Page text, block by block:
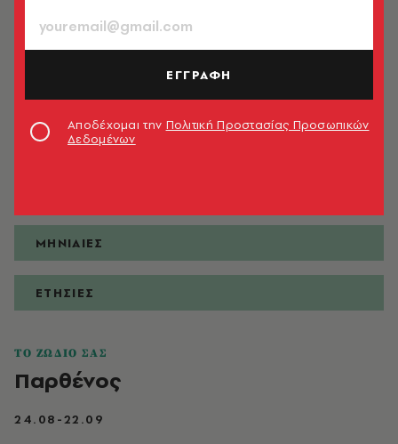
ΠΡΟΒΛΕΨΕΙΣ
ΗΜΕΡΗΣΙΕΣ
ΜΗΝΙΑΙΕΣ
ΕΤΗΣΙΕΣ
ΤΟ ΖΩΔΙΟ ΣΑΣ
Παρθένος
24.08-22.09
ΕΓΓΡΑΦΗ
Αποδέχομαι την Πολιτική Προστασίας Προσωπικών
Δεδομένων